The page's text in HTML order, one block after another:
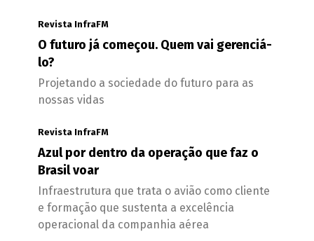
Revista InfraFM
O futuro já começou. Quem vai gerenciá-
lo?
Projetando a sociedade do futuro para as
nossas vidas
Revista InfraFM
Azul por dentro da operação que faz o
Brasil voar
Infraestrutura que trata o avião como cliente
e formação que sustenta a excelência
operacional da companhia aérea